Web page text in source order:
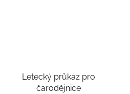
Letecký průkaz pro
čarodějnice